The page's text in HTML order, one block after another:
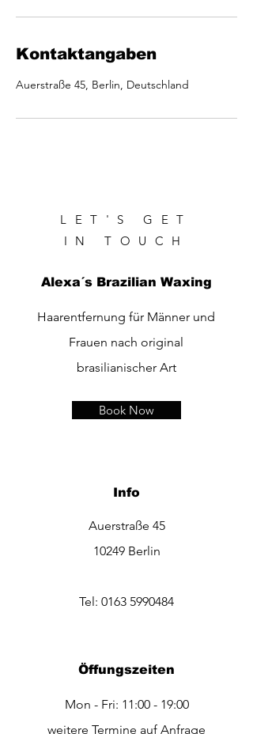
Kontaktangaben
Auerstraße 45, Berlin, Deutschland
LET'S GET
IN TOUCH
Alexa´s Brazilian Waxing
Haarentfernung für Männer und
Frauen nach original
brasilianischer Art
Book Now
Info
Auerstraße 45
10249 Berlin
Tel: 0163 5990484
Öffungszeiten
Mon - Fri: 11:00 - 19:00
weitere Termine auf Anfrage